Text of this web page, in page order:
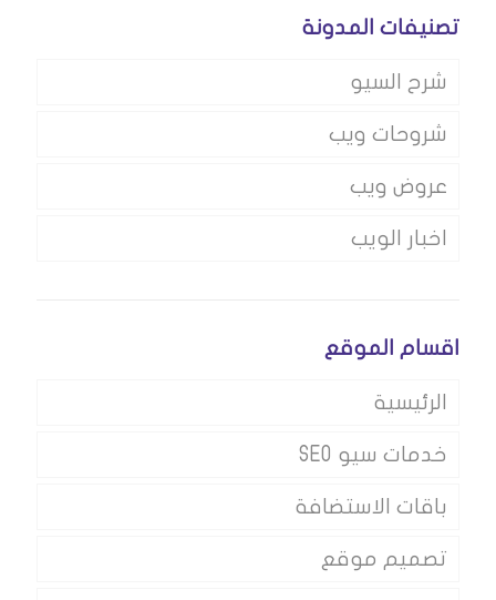
تصنيفات المدونة
شرح السيو
شروحات ويب
عروض ويب
اخبار الويب
اقسام الموقع
الرئيسية
خدمات سيو SEO
باقات الاستضافة
تصميم موقع